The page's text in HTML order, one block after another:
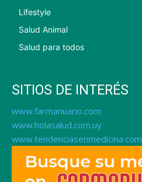
Lifestyle
Salud Animal
Salud para todos
SITIOS DE INTERÉS
www.farmanuario.com
www.holasalud.com.uy
www.tendenciasenmedicina.com